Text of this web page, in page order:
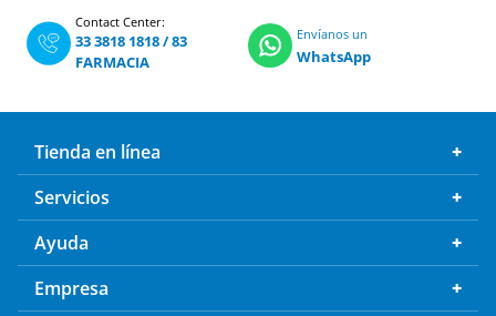
Contact Center:
33 3818 1818/83
FARMACIA
Envíanos un
WhatsApp
Tienda en línea
Servicios
Ayuda
Empresa